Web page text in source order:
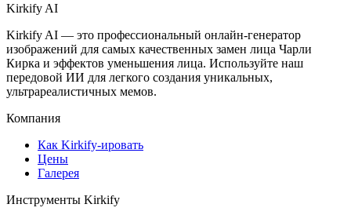
Kirkify AI
Kirkify AI — это профессиональный онлайн-генератор
изображений для самых качественных замен лица Чарли
Кирка и эффектов уменьшения лица. Используйте наш
передовой ИИ для легкого создания уникальных,
ультрареалистичных мемов.
Компания
Как Kirkify-ировать
Цены
Галерея
Инструменты Kirkify